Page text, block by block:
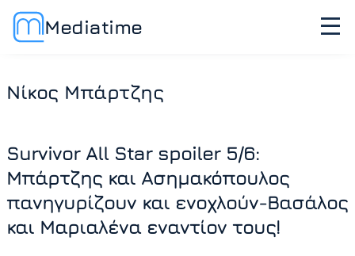
Mediatime
Νίκος Μπάρτζης
Survivor All Star spoiler 5/6:
Μπάρτζης και Ασημακόπουλος
πανηγυρίζουν και ενοχλούν-Βασάλος
και Μαριαλένα εναντίον τους!